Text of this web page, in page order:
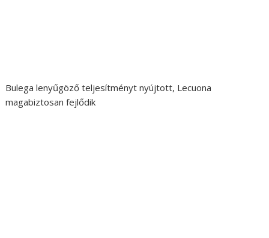
Bulega lenyűgöző teljesítményt nyújtott, Lecuona
magabiztosan fejlődik